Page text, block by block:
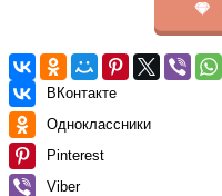
ВКонтакте
Одноклассники
Pinterest
Viber